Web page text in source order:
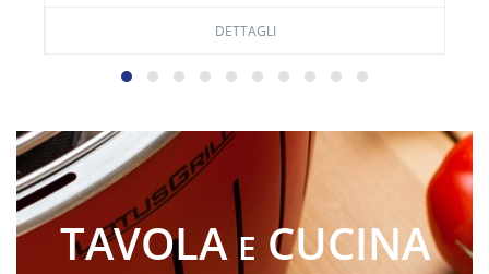
DETTAGLI
TAVOLAE CUCINA